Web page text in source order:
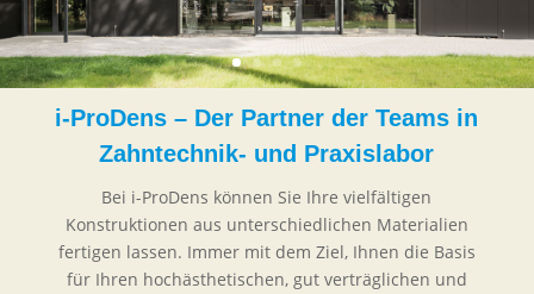
i-ProDens – Der Partner der Teams in
Zahntechnik- und Praxislabor
Bei i-ProDens können Sie Ihre vielfältigen
Konstruktionen aus unterschiedlichen Materialien
fertigen lassen. Immer mit dem Ziel, Ihnen die Basis
für Ihren hochästhetischen, gut verträglichen und